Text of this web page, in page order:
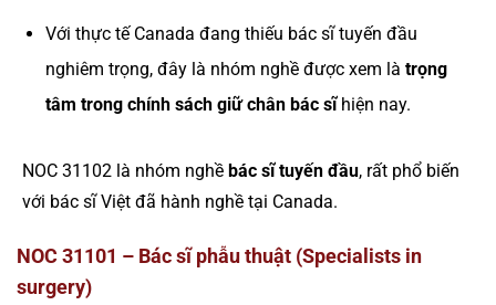
Với thực tế Canada đang thiếu bác sĩ tuyến đầu
nghiêm trọng, đây là nhóm nghề được xem là trọng
tâm trong chính sách giữ chân bác sĩhiện nay.
NOC 31102 là nhóm nghề bác sĩ tuyến đầu, rất phổ biến
với bác sĩ Việt đã hành nghề tại Canada.
NOC 31101 – Bác sĩ phẫu thuật (Specialists in
surgery)